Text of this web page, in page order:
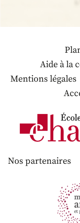
Aide à la
Mentions légales
Nos partenaires